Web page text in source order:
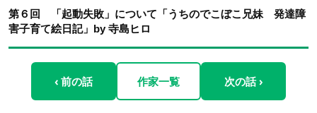
第６回 「起動失敗」について「うちのでこぼこ兄妹 発達障
害子育て絵日記」by 寺島ヒロ
‹ 前の話 作家一覧 次の話 ›